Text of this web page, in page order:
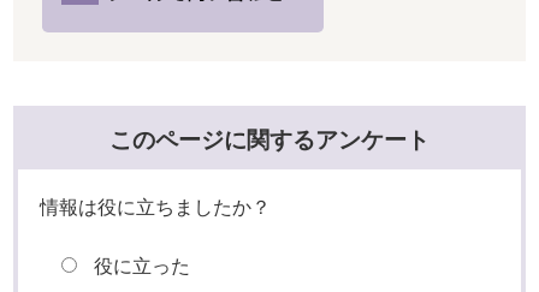
このページに関するアンケート
情報は役に立ちましたか？
役に立った